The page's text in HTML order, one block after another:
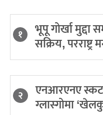
१ भूपू गोर्खा मुद्दा
सक्रिय, परराष्ट्र
२ एनआरएनए
ग्लास्गोमा